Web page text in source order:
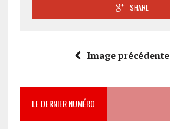
SHARE
Image précédente
LE DERNIER NUMÉRO